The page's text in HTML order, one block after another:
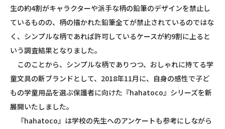
生の約4割がキャラクターや派手な柄の鉛筆のデザインを禁止し
ているものの、柄の描かれた鉛筆全てが禁止されているのではな
く、シンプルな柄であれば許可しているケースが約9割に上ると
いう調査結果となりました。
このことから、シンプルな柄でありつつ、おしゃれに持てる学
童文具の新ブランドとして、 2018年11月に、自身の感性で子ど
もの学童用品を選ぶ保護者に向けた『hahatoco』シリーズを新
展開いたしました。
『hahatoco』は学校の先生へのアンケートも参考にしながら